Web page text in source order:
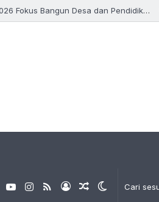
UM Bandung Bersama Pemprov Jabar Bersinergi, KKN 2026 Fokus Bangun Desa dan Pendidikan
Switch
Artikel
Log
RSS
Instagram
YouTube
Twitter